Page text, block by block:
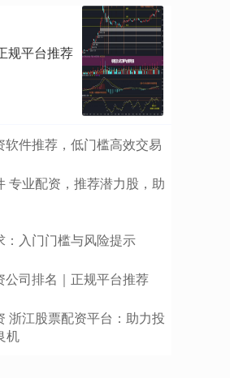
规平台推荐
软件推荐，低门槛高效交易
专业配资，推荐潜力股，助
：入门门槛与风险提示
公司排名｜正规平台推荐
浙江股票配资平台：助力投
机